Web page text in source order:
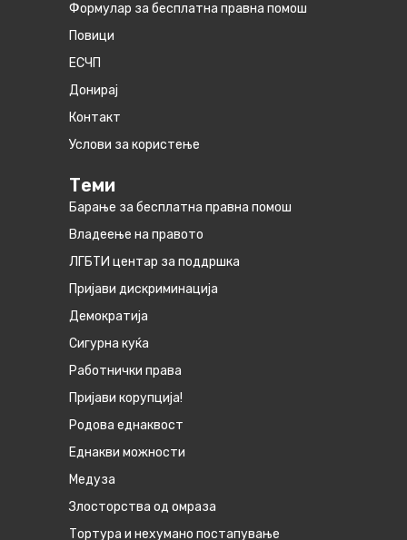
Формулар за бесплатна правна помош
Повици
ЕСЧП
Донирај
Контакт
Услови за користење
Теми
Барање за бесплатна правна помош
Владеење на правото
ЛГБТИ центар за поддршка
Пријави дискриминација
Демократија
Сигурна куќа
Работнички права
Пријави корупција!
Родова еднаквост
Eднакви можности
Медуза
Злосторства од омраза
Тортура и нехумано постапување